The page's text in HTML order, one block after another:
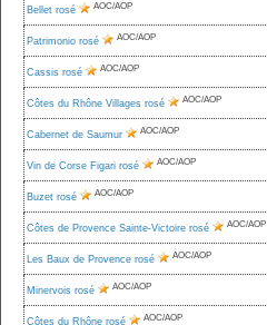
Bellet rosé AOC/AOP
Patrimonio rosé AOC/AOP
Cassis rosé AOC/AOP
Côtes du Rhône Villages rosé AOC/AOP
Cabernet de Saumur AOC/AOP
Vin de Corse Figari rosé AOC/AOP
Buzet rosé AOC/AOP
Côtes de Provence Sainte-Victoire rosé AOC/AOP
Les Baux de Provence rosé AOC/AOP
Minervois rosé AOC/AOP
Côtes du Rhône rosé AOC/AOP